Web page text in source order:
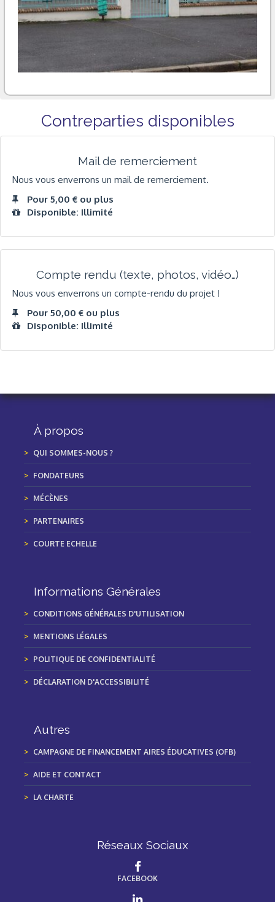
Contreparties disponibles
Mail de remerciement
Nous vous enverrons un mail de remerciement.
Pour 5,00 € ou plus
Disponible: Illimité
Compte rendu (texte, photos, vidéo…)
Nous vous enverrons un compte-rendu du projet !
Pour 50,00 € ou plus
Disponible: Illimité
À propos
QUI SOMMES-NOUS ?
FONDATEURS
MÉCÈNES
PARTENAIRES
COURTE ECHELLE
Informations Générales
CONDITIONS GÉNÉRALES D'UTILISATION
MENTIONS LÉGALES
POLITIQUE DE CONFIDENTIALITÉ
DÉCLARATION D'ACCESSIBILITÉ
Autres
CAMPAGNE DE FINANCEMENT AIRES ÉDUCATIVES (OFB)
AIDE ET CONTACT
LA CHARTE
Réseaux Sociaux
FACEBOOK